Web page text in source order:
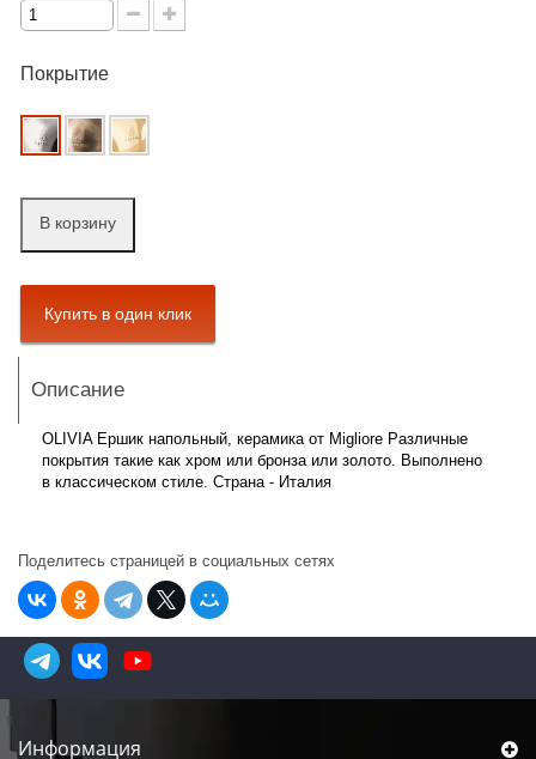
Покрытие
В корзину
Описание
OLIVIA Ершик напольный, керамика от Migliore Различные
покрытия такие как хром или бронза или золото. Выполнено
в классическом стиле. Страна - Италия
Поделитесь страницей в социальных сетях
Информация